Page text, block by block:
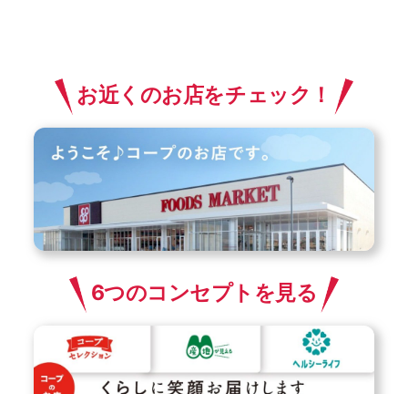
お近くのお店をチェック！
6つのコンセプトを見る